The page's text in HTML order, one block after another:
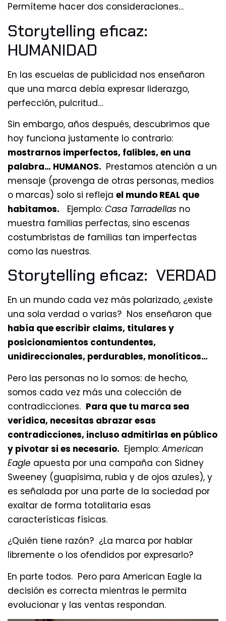
Permíteme hacer dos consideraciones…
Storytelling eficaz:
HUMANIDAD
En las escuelas de publicidad nos enseñaron
que una marca debía expresar liderazgo,
perfección, pulcritud…
Sin embargo, años después, descubrimos que
hoy funciona justamente lo contrario:
mostrarnos imperfectos, falibles, en una
palabra… HUMANOS. Prestamos atención a un
mensaje (provenga de otras personas, medios
o marcas) solo si refleja el mundo REAL que
habitamos. Ejemplo: Casa Tarradellas no
muestra familias perfectas, sino escenas
costumbristas de familias tan imperfectas
como las nuestras.
Storytelling eficaz: VERDAD
En un mundo cada vez más polarizado, ¿existe
una sola verdad o varias? Nos enseñaron que
había que escribir claims, titulares y
posicionamientos contundentes,
unidireccionales, perdurables, monolíticos…
Pero las personas no lo somos: de hecho,
somos cada vez más una colección de
contradicciones. Para que tu marca sea
verídica, necesitas abrazar esas
contradicciones, incluso admitirlas en público
y pivotar si es necesario. Ejemplo:American
Eagle apuesta por una campaña con Sidney
Sweeney (guapísima, rubia y de ojos azules), y
es señalada por una parte de la sociedad por
exaltar de forma totalitaria esas
características físicas.
¿Quién tiene razón? ¿La marca por hablar
libremente o los ofendidos por expresarlo?
En parte todos. Pero para American Eagle la
decisión es correcta mientras le permita
evolucionar y las ventas respondan.